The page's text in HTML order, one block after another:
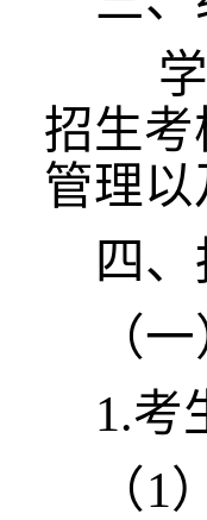
学
招生
管理以
四
（
1.考
（1）